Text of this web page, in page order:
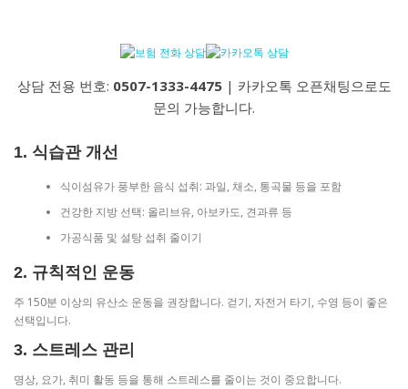
상담 전용 번호: 0507-1333-4475| 카카오톡 오픈채팅으로도
문의 가능합니다.
1. 식습관 개선
식이섬유가 풍부한 음식 섭취: 과일, 채소, 통곡물 등을 포함
건강한 지방 선택: 올리브유, 아보카도, 견과류 등
가공식품 및 설탕 섭취 줄이기
2. 규칙적인 운동
주 150분 이상의 유산소 운동을 권장합니다. 걷기, 자전거 타기, 수영 등이 좋은
선택입니다.
3. 스트레스 관리
명상, 요가, 취미 활동 등을 통해 스트레스를 줄이는 것이 중요합니다.